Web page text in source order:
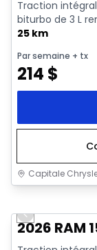
Traction
biturbo de 3 L
25 km
Par semaine + tx
214 $
Capitale
Previous slide
2026 RAM